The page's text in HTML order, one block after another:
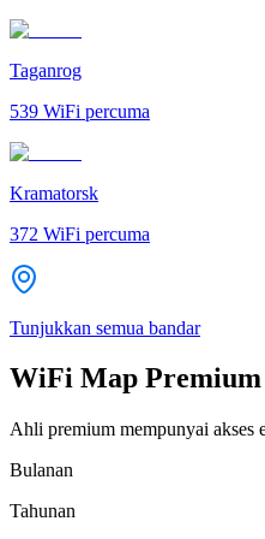
Taganrog
539 WiFi percuma
Kramatorsk
372 WiFi percuma
Tunjukkan semua bandar
WiFi Map Premium
Ahli premium mempunyai akses
Bulanan
Tahunan